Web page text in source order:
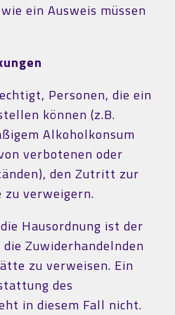
ein Ausweis müssen
Personen, die ein
können (z.B.
Alkoholkonsum
verbotenen oder
den Zutritt zur
verweigern.
Hausordnung ist der
Zuwiderhandelnden
zu verweisen. Ein
des
in diesem Fall nicht.